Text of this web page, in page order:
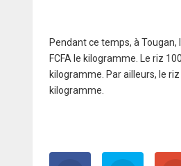
Pendant ce temps, à Tougan,
FCFA le kilogramme. Le riz
kilogramme. Par ailleurs, le
kilogramme.